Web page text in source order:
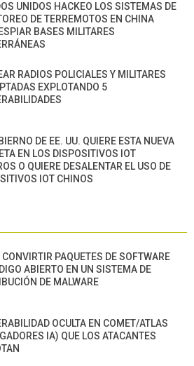
UNIDOS HACKEO LOS SISTEMAS DE
DE TERREMOTOS EN CHINA
BASES MILITARES
RADIOS POLICIALES Y MILITARES
EXPLOTANDO 5
DE EE. UU. QUIERE ESTA NUEVA
EN LOS DISPOSITIVOS IOT
O QUIERE DESALENTAR EL USO DE
IOT CHINOS
PAQUETES DE SOFTWARE
ABIERTO EN UN SISTEMA DE
DE MALWARE
OCULTA EN COMET/ATLAS
IA) QUE LOS ATACANTES